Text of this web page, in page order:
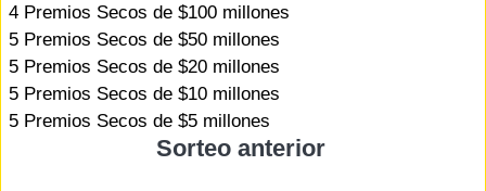
4 Premios Secos de $100 millones
5 Premios Secos de $50 millones
5 Premios Secos de $20 millones
5 Premios Secos de $10 millones
5 Premios Secos de $5 millones
Sorteo anterior